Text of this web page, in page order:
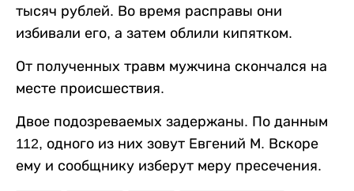
тысяч рублей. Во время расправы они
избивали его, а затем облили кипятком.
От полученных травм мужчина скончался на
месте происшествия.
Двое подозреваемых задержаны. По данным
112, одного из них зовут Евгений М. Вскоре
ему и сообщнику изберут меру пресечения.